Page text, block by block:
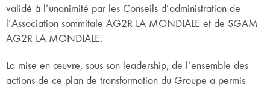
validé à l’unanimité par les Conseils d’administration de
l’Association sommitale AG2R LA MONDIALE et de SGAM
AG2R LA MONDIALE.
La mise en œuvre, sous son leadership, de l’ensemble des
actions de ce plan de transformation du Groupe a permis